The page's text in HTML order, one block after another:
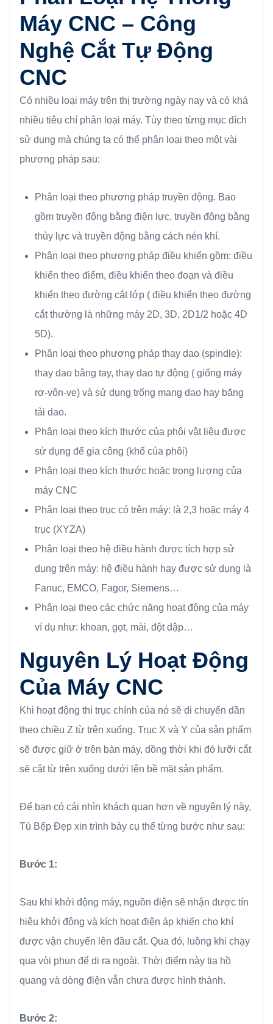
Máy CNC – Công
Nghệ Cắt Tự Động
CNC
Có nhiều loại máy trên thị trường ngày nay và có khá
nhiều tiêu chí phân loại máy. Tùy theo từng mục đích
sử dụng mà chúng ta có thể phân loại theo một vài
phương pháp sau:
Phân loại theo phương pháp truyền động. Bao
gồm truyền động bằng điện lực, truyền động bằng
thủy lực và truyền động bằng cách nén khí.
Phân loại theo phương pháp điều khiển gồm: điều
khiển theo điểm, điều khiển theo đoạn và điều
khiển theo đường cắt lớp ( điều khiển theo đường
cắt thường là những máy 2D, 3D, 2D1/2 hoặc 4D
5D).
Phân loại theo phương pháp thay dao (spindle):
thay dao bằng tay, thay dao tự động ( giống máy
rơ-vôn-ve) và sử dụng trống mang dao hay băng
tải dao.
Phân loại theo kích thước của phôi vật liệu được
sử dụng để gia công (khổ của phôi)
Phân loại theo kích thước hoặc trọng lượng của
máy CNC
Phân loại theo trục có trên máy: là 2,3 hoặc máy 4
trục (XYZA)
Phân loại theo hệ điều hành được tích hợp sử
dụng trên máy: hệ điều hành hay được sử dụng là
Fanuc, EMCO, Fagor, Siemens…
Phân loại theo các chức năng hoạt động của máy
ví dụ như: khoan, gọt, mài, đột dập…
Nguyên Lý Hoạt Động
Của Máy CNC
Khi hoạt động thì trục chính của nó sẽ di chuyển dần
theo chiều Z từ trên xuống. Trục X và Y của sản phẩm
sẽ được giữ ở trên bàn máy, dồng thời khi đó lưỡi cắt
sẽ cắt từ trên xuống dưới lên bề mặt sản phẩm.
Để bạn có cái nhìn khách quan hơn về nguyên lý này,
Tủ Bếp Đẹp xin trình bày cụ thể từng bước như sau:
Bước 1:
Sau khi khởi động máy, nguồn điện sẽ nhận được tín
hiệu khởi động và kích hoạt điện áp khiến cho khí
được vận chuyển lên đầu cắt. Qua đó, luồng khi chạy
qua vòi phun để di ra ngoài. Thời điểm này tia hồ
quang và dòng điện vẫn chưa được hình thành.
Bước 2: